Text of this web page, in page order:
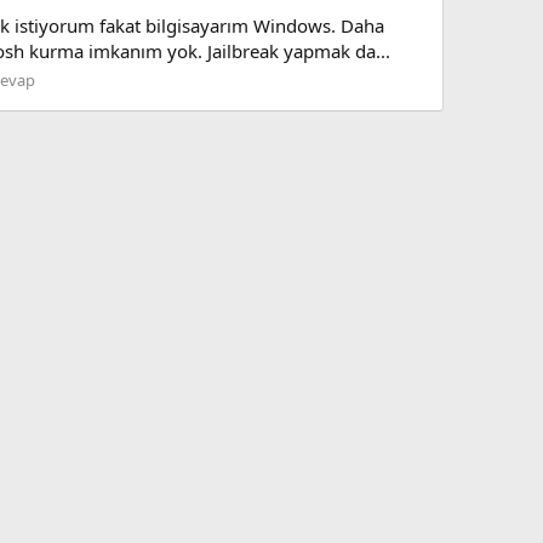
istiyorum fakat bilgisayarım Windows. Daha
kurma imkanım yok. Jailbreak yapmak da...